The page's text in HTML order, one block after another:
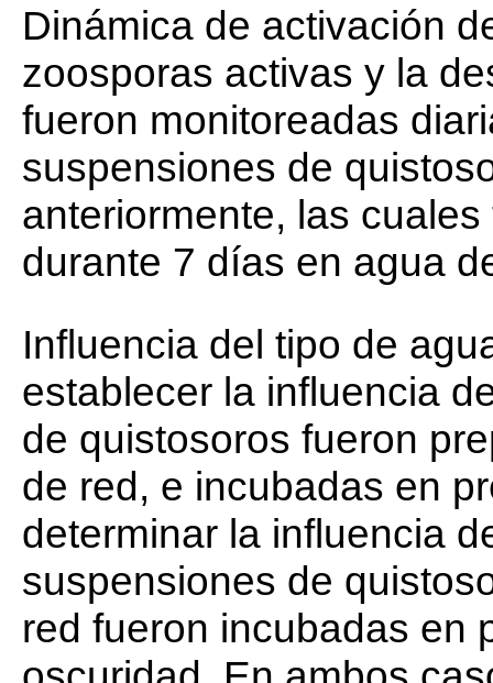
Dinámica de activación
zoosporas activas y la
fueron monitoreadas
suspensiones de
anteriormente, las
durante 7 días en agua
Influencia del tipo de
establecer la influencia
de quistosoros fueron
de red, e incubadas en
determinar la influencia
suspensiones de
red fueron incubadas en